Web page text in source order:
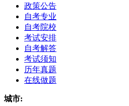
政策公告
自考专业
自考院校
考试安排
自考解答
考试须知
历年真题
在线做题
城市: